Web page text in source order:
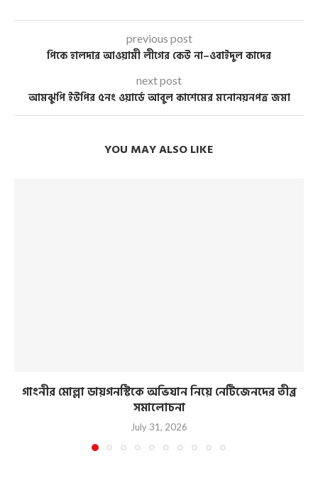
previous post
পিকে হালদার আওয়ামী লীগের কেউ না–ওবাইদুল কাদের
next post
আমঝুপি ইউপির ৫নং ওয়ার্ডে আবুল কাশেমের মনোনয়নপত্র জমা
YOU MAY ALSO LIKE
গাংনীর মোল্লা ডায়গনস্টিকে অভিযান নিয়ে নেটিজেনদের তীব্র
সমালোচনা
July 31, 2026